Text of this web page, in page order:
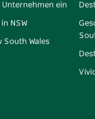
Unternehmen ein
NSW
South Wales